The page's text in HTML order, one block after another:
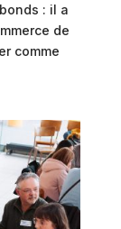
: il a
de
comme